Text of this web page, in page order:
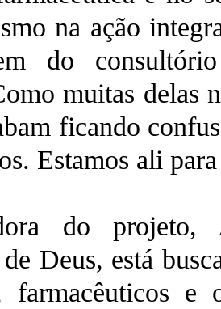
na ação
do
muitas delas
ficando
Estamos ali
do projeto,
Deus, está
farmacêuticos